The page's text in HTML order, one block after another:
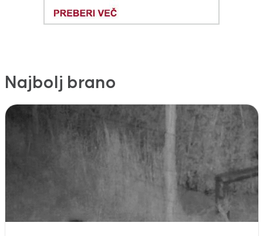
Najbolj brano